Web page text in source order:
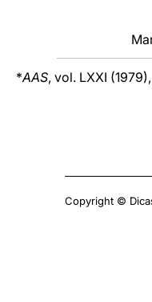
*AAS, vol. LXXI
Copyright ©